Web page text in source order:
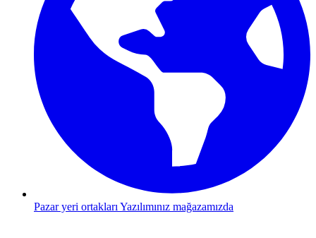
Pazar yeri ortakları Yazılımınız mağazamızda